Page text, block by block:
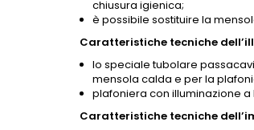
chiusura igienica;
è possibile sostituire la
Caratteristiche tecniche
lo speciale tubolare
mensola calda e per la
plafoniera con illuminazione a
Caratteristiche tecniche